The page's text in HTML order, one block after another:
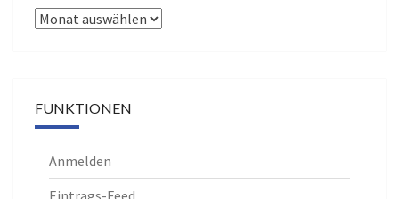
Archiv
FUNKTIONEN
Anmelden